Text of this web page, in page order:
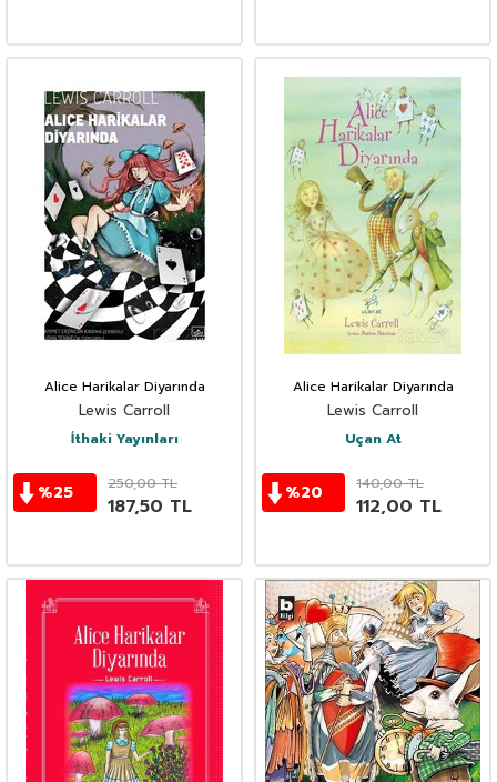
Alice Harikalar Diyarında
Lewis Carroll
İthaki Yayınları
%25 250,00TL
187,50 TL
Alice Harikalar Diyarında
Lewis Carroll
Uçan At
%20 140,00TL
112,00 TL